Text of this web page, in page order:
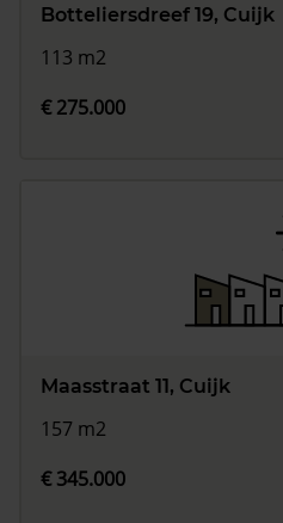
Botteliersdreef 19, Cuijk
113 m2
€ 275.000
Maasstraat 11, Cuijk
157 m2
€ 345.000